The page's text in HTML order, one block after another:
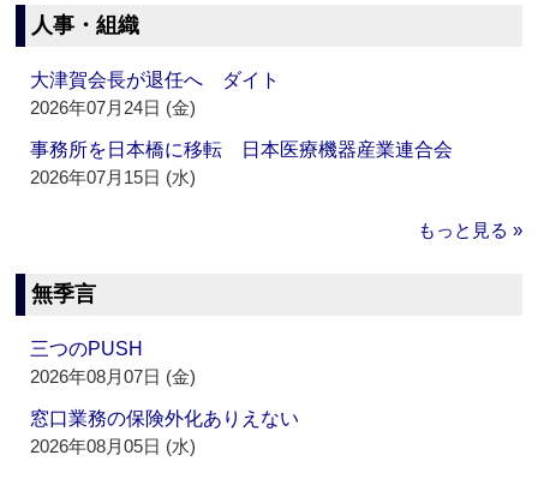
人事・組織
大津賀会長が退任へ ダイト
2026年07月24日 (金)
事務所を日本橋に移転 日本医療機器産業連合会
2026年07月15日 (水)
もっと見る »
無季言
三つのPUSH
2026年08月07日 (金)
窓口業務の保険外化ありえない
2026年08月05日 (水)